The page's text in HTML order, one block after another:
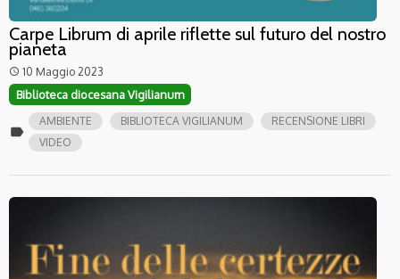
Carpe Librum di aprile riflette sul futuro del nostro
pianeta
access_time 10 Maggio 2023
Biblioteca diocesana Vigilianum
label
AMBIENTE BIBLIOTECA VIGILIANUM
RECENSIONE LIBRI
VIDEO